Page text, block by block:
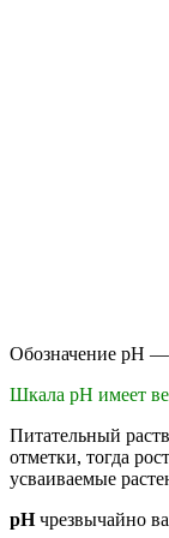
Обозначение pH —
Шкала pH имеет
Питательный
отметки, тогда
усваиваемые
рНчрезвычайно